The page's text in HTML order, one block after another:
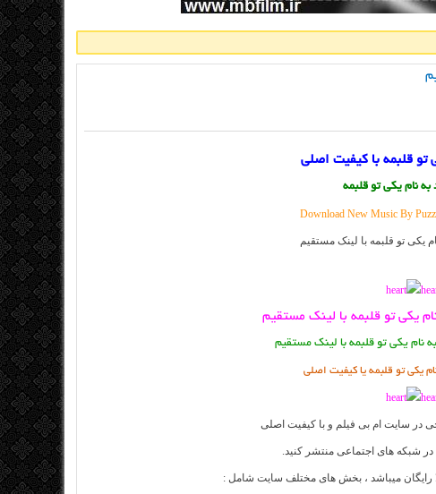
تو قلبمه با کیفیت اصلی
به نام یکی تو قلبمه
Download New Music By
یکی تو قلبمه با لینک مستقیم
نام یکی تو قلبمه با لینک مستقیم
یکی تو قلبمه یا کیفیت اصلی
در سایت ام بی فیلم و با کیفیت اصلی
شبکه های اجتماعی منتشر کنید.
رایگان میباشد ، بخش های مختلف سایت شامل :